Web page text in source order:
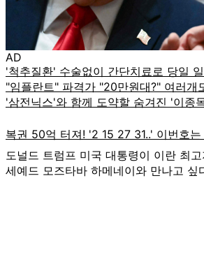
AD
도널드 트럼프 미국 대통령이 이란 최
세예드 모즈타바 하메네이와 만나고 싶